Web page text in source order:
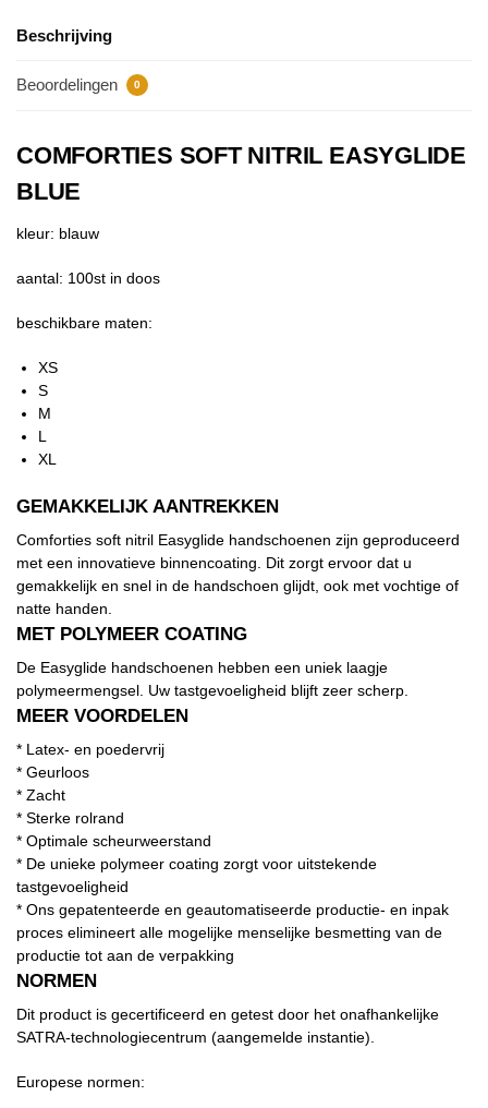
Beschrijving
Beoordelingen 0
COMFORTIES SOFT NITRIL EASYGLIDE
BLUE
kleur: blauw
aantal: 100st in doos
beschikbare maten:
XS
S
M
L
XL
GEMAKKELIJK AANTREKKEN
Comforties soft nitril Easyglide handschoenen zijn geproduceerd
met een innovatieve binnencoating. Dit zorgt ervoor dat u
gemakkelijk en snel in de handschoen glijdt, ook met vochtige of
natte handen.
MET POLYMEER COATING
De Easyglide handschoenen hebben een uniek laagje
polymeermengsel. Uw tastgevoeligheid blijft zeer scherp.
MEER VOORDELEN
* Latex- en poedervrij
* Geurloos
* Zacht
* Sterke rolrand
* Optimale scheurweerstand
* De unieke polymeer coating zorgt voor uitstekende
tastgevoeligheid
* Ons gepatenteerde en geautomatiseerde productie- en inpak
proces elimineert alle mogelijke menselijke besmetting van de
productie tot aan de verpakking
NORMEN
Dit product is gecertificeerd en getest door het onafhankelijke
SATRA-technologiecentrum (aangemelde instantie).
Europese normen: